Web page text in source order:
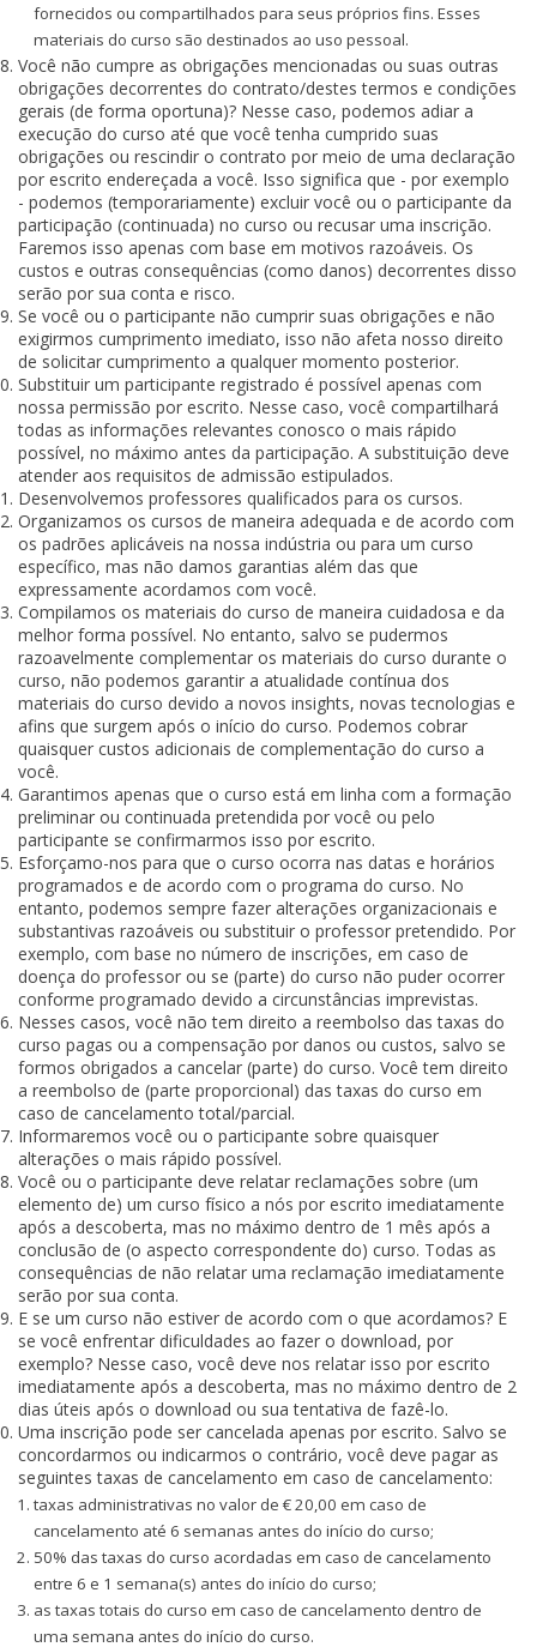
fornecidos ou compartilhados para seus próprios fins. Esses
materiais do curso são destinados ao uso pessoal.
Você não cumpre as obrigações mencionadas ou suas outras
obrigações decorrentes do contrato/destes termos e condições
gerais (de forma oportuna)? Nesse caso, podemos adiar a
execução do curso até que você tenha cumprido suas
obrigações ou rescindir o contrato por meio de uma declaração
por escrito endereçada a você. Isso significa que - por exemplo
- podemos (temporariamente) excluir você ou o participante da
participação (continuada) no curso ou recusar uma inscrição.
Faremos isso apenas com base em motivos razoáveis. Os
custos e outras consequências (como danos) decorrentes disso
serão por sua conta e risco.
Se você ou o participante não cumprir suas obrigações e não
exigirmos cumprimento imediato, isso não afeta nosso direito
de solicitar cumprimento a qualquer momento posterior.
Substituir um participante registrado é possível apenas com
nossa permissão por escrito. Nesse caso, você compartilhará
todas as informações relevantes conosco o mais rápido
possível, no máximo antes da participação. A substituição deve
atender aos requisitos de admissão estipulados.
Desenvolvemos professores qualificados para os cursos.
Organizamos os cursos de maneira adequada e de acordo com
os padrões aplicáveis na nossa indústria ou para um curso
específico, mas não damos garantias além das que
expressamente acordamos com você.
Compilamos os materiais do curso de maneira cuidadosa e da
melhor forma possível. No entanto, salvo se pudermos
razoavelmente complementar os materiais do curso durante o
curso, não podemos garantir a atualidade contínua dos
materiais do curso devido a novos insights, novas tecnologias e
afins que surgem após o início do curso. Podemos cobrar
quaisquer custos adicionais de complementação do curso a
você.
Garantimos apenas que o curso está em linha com a formação
preliminar ou continuada pretendida por você ou pelo
participante se confirmarmos isso por escrito.
Esforçamo-nos para que o curso ocorra nas datas e horários
programados e de acordo com o programa do curso. No
entanto, podemos sempre fazer alterações organizacionais e
substantivas razoáveis ou substituir o professor pretendido. Por
exemplo, com base no número de inscrições, em caso de
doença do professor ou se (parte) do curso não puder ocorrer
conforme programado devido a circunstâncias imprevistas.
Nesses casos, você não tem direito a reembolso das taxas do
curso pagas ou a compensação por danos ou custos, salvo se
formos obrigados a cancelar (parte) do curso. Você tem direito
a reembolso de (parte proporcional) das taxas do curso em
caso de cancelamento total/parcial.
Informaremos você ou o participante sobre quaisquer
alterações o mais rápido possível.
Você ou o participante deve relatar reclamações sobre (um
elemento de) um curso físico a nós por escrito imediatamente
após a descoberta, mas no máximo dentro de 1 mês após a
conclusão de (o aspecto correspondente do) curso. Todas as
consequências de não relatar uma reclamação imediatamente
serão por sua conta.
E se um curso não estiver de acordo com o que acordamos? E
se você enfrentar dificuldades ao fazer o download, por
exemplo? Nesse caso, você deve nos relatar isso por escrito
imediatamente após a descoberta, mas no máximo dentro de 2
dias úteis após o download ou sua tentativa de fazê-lo.
Uma inscrição pode ser cancelada apenas por escrito. Salvo se
concordarmos ou indicarmos o contrário, você deve pagar as
seguintes taxas de cancelamento em caso de cancelamento:
taxas administrativas no valor de € 20,00 em caso de
cancelamento até 6 semanas antes do início do curso;
50% das taxas do curso acordadas em caso de cancelamento
entre 6 e 1 semana(s) antes do início do curso;
as taxas totais do curso em caso de cancelamento dentro de
uma semana antes do início do curso.